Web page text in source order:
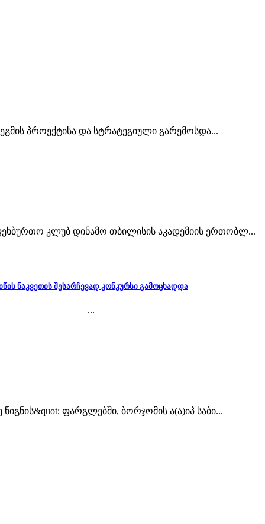
პროექტისა და სტრატეგიული გარემოსდა...
კლუბ დინამო თბილისის აკადემიის ერთობლ...
ნაკვეთის შესარჩევად კონკურსი გამოცხადდა
ფარგლებში, ბორჯომის ა(ა)იპ საბი...